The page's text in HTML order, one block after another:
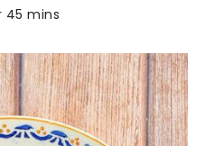
45 mins